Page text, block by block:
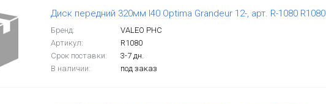
Диск передний 320мм I40 Optima Grandeur 12-, арт. R-1080 R1080
Бренд:
VALEO PHC
Артикул:
R1080
Срок поставки:
3-7 дн.
В наличии:
под заказ